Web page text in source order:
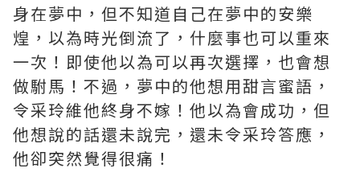
身在夢中，但不知道自己在夢中的安樂
煌，以為時光倒流了，什麼事也可以重來
一次！即使他以為可以再次選擇，也會想
做駙馬！不過，夢中的他想用甜言蜜語，
令采玲維他終身不嫁！他以為會成功，但
他想說的話還未說完，還未令采玲答應，
他卻突然覺得很痛！